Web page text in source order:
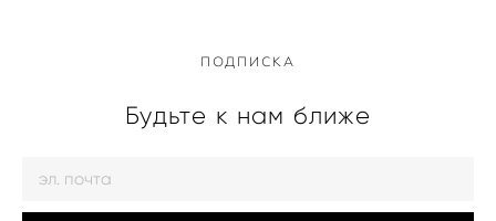
ПОДПИСКА
Будьте к нам ближе